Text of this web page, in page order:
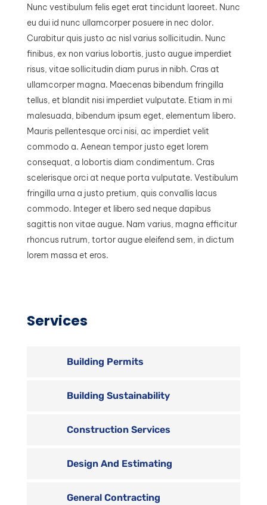
Nunc vestibulum felis eget erat tincidunt laoreet. Nunc
eu dui id nunc ullamcorper posuere in nec dolor.
Curabitur quis justo ac nisl varius sollicitudin. Nunc
finibus, ex non varius lobortis, justo augue imperdiet
risus, vitae sollicitudin diam purus in nibh. Cras at
ullamcorper magna. Maecenas bibendum fringilla
tellus, et blandit nisi imperdiet vulputate. Etiam in mi
malesuada, bibendum ipsum eget, elementum libero.
Mauris pellentesque orci nisi, ac imperdiet velit
commodo a. Aenean tempor justo eget lorem
consequat, a lobortis diam condimentum. Cras
scelerisque orci at neque porta vulputate. Vestibulum
fringilla urna a justo pretium, quis convallis lacus
commodo. Integer et libero sed neque dapibus
sagittis non vitae augue. Nam varius, magna efficitur
rhoncus rutrum, tortor augue eleifend sem, in dictum
lorem massa et eros.
Services
Building Permits
Building Sustainability
Construction Services
Design And Estimating
General Contracting